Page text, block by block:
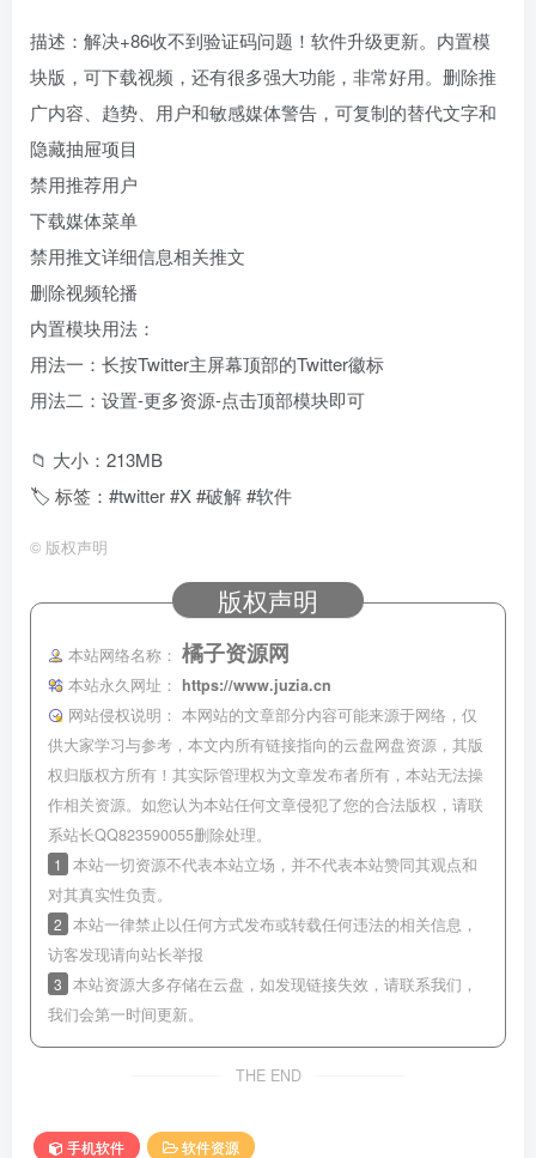
描述：解决+86收不到验证码问题！软件升级更新。内置模
块版，可下载视频，还有很多强大功能，非常好用。删除推
广内容、趋势、用户和敏感媒体警告，可复制的替代文字和
隐藏抽屉项目
禁用推荐用户
下载媒体菜单
禁用推文详细信息相关推文
删除视频轮播
内置模块用法：
用法一：长按Twitter主屏幕顶部的Twitter徽标
用法二：设置-更多资源-点击顶部模块即可
📁 大小：213MB
🏷 标签：#twitter #X #破解 #软件
© 版权声明
版权声明
本站网络名称： 橘子资源网
本站永久网址：
https://www.juzia.cn
网站侵权说明： 本网站的文章部分内容可能来源于网络，仅
供大家学习与参考，本文内所有链接指向的云盘网盘资源，其版
权归版权方所有！其实际管理权为文章发布者所有，本站无法操
作相关资源。如您认为本站任何文章侵犯了您的合法版权，请联
系站长QQ823590055删除处理。
1
本站一切资源不代表本站立场，并不代表本站赞同其观点和
对其真实性负责。
2 本站一律禁止以任何方式发布或转载任何违法的相关信息，
访客发现请向站长举报
3 本站资源大多存储在云盘，如发现链接失效，请联系我们，
我们会第一时间更新。
THE END
手机软件 软件资源